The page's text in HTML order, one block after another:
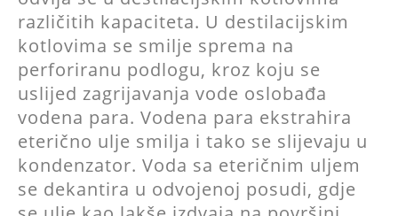
različitih kapaciteta. U destilacijskim
kotlovima se smilje sprema na
perforiranu podlogu, kroz koju se
uslijed zagrijavanja vode oslobađa
vodena para. Vodena para ekstrahira
eterično ulje smilja i tako se slijevaju u
kondenzator. Voda sa eteričnim uljem
se dekantira u odvojenoj posudi, gdje